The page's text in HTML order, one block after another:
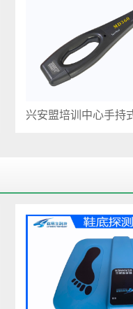
兴安盟培训中心手持